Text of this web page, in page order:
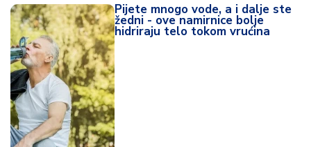
Pijete mnogo vode, a i dalje ste
žedni - ove namirnice bolje
hidriraju telo tokom vrućina